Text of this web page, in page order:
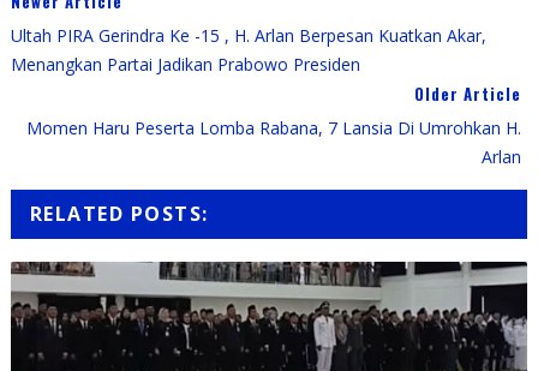
Ultah PIRA Gerindra Ke -15 , H. Arlan Berpesan Kuatkan Akar,
Menangkan Partai Jadikan Prabowo Presiden
Older Article
Momen Haru Peserta Lomba Rabana, 7 Lansia Di Umrohkan H.
Arlan
RELATED POSTS: